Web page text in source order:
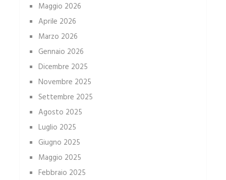
Maggio 2026
Aprile 2026
Marzo 2026
Gennaio 2026
Dicembre 2025
Novembre 2025
Settembre 2025
Agosto 2025
Luglio 2025
Giugno 2025
Maggio 2025
Febbraio 2025